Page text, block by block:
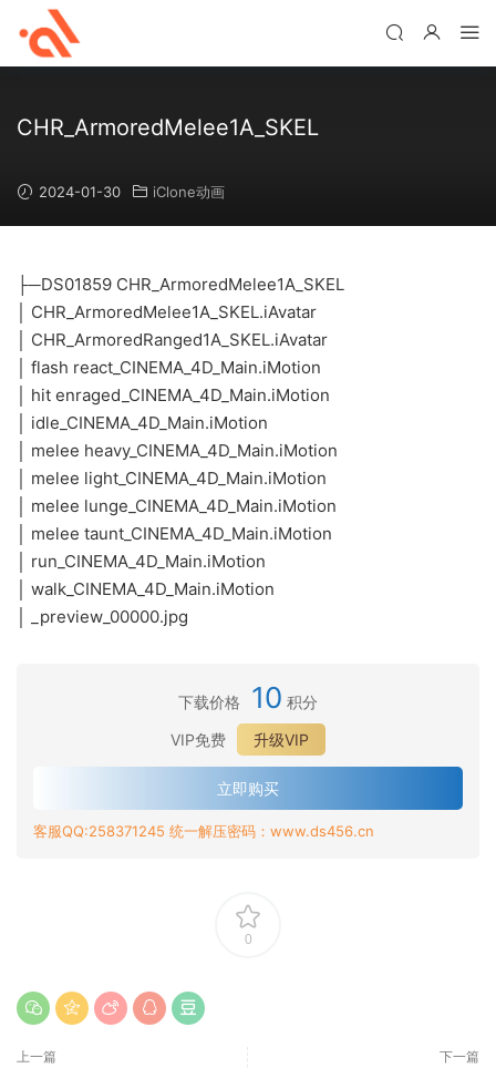
CHR_ArmoredMelee1A_SKEL
2024-01-30 iClone动画
├─DS01859 CHR_ArmoredMelee1A_SKEL
│ CHR_ArmoredMelee1A_SKEL.iAvatar
│ CHR_ArmoredRanged1A_SKEL.iAvatar
│ flash react_CINEMA_4D_Main.iMotion
│ hit enraged_CINEMA_4D_Main.iMotion
│ idle_CINEMA_4D_Main.iMotion
│ melee heavy_CINEMA_4D_Main.iMotion
│ melee light_CINEMA_4D_Main.iMotion
│ melee lunge_CINEMA_4D_Main.iMotion
│ melee taunt_CINEMA_4D_Main.iMotion
│ run_CINEMA_4D_Main.iMotion
│ walk_CINEMA_4D_Main.iMotion
│ _preview_00000.jpg
下载价格 10 积分
VIP免费
升级VIP
立即购买
客服QQ:258371245 统一解压密码：www.ds456.cn
0
上一篇 下一篇